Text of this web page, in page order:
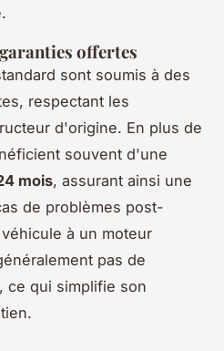
offertes
sont soumis à des
respectant les
d'origine. En plus de
souvent d'une
mois, assurant ainsi une
de problèmes post-
à un moteur
pas de
ce qui simplifie son